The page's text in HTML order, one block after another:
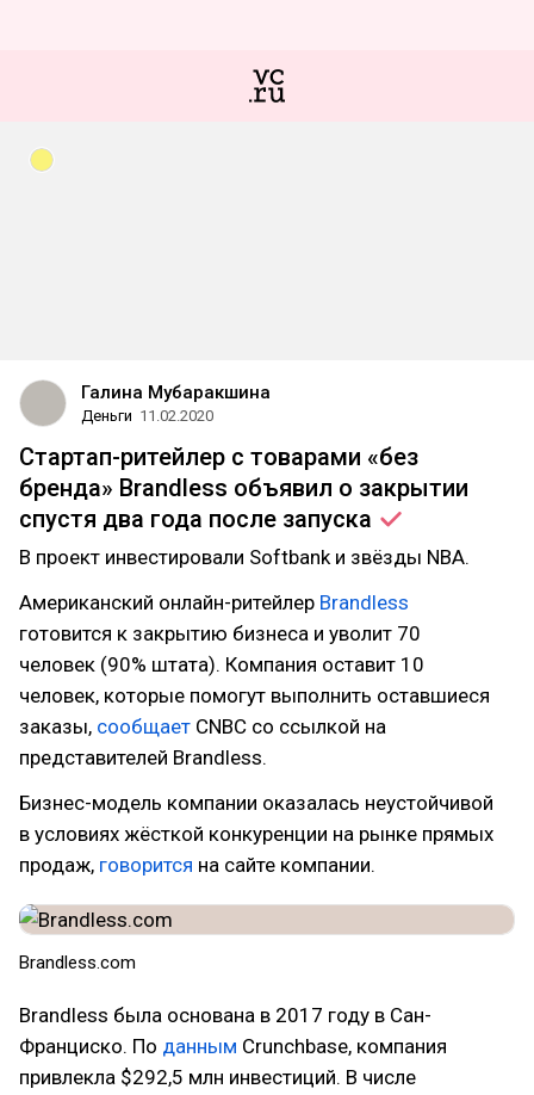
Галина Мубаракшина
Деньги 11.02.2020
Стартап-ритейлер с товарами «без
бренда» Brandless объявил о закрытии
спустя два года после запуска
В проект инвестировали Softbank и звёзды NBA.
Американский онлайн-ритейлер Brandless
готовится к закрытию бизнеса и уволит 70
человек (90% штата). Компания оставит 10
человек, которые помогут выполнить оставшиеся
заказы, сообщает CNBC со ссылкой на
представителей Brandless.
Бизнес-модель компании оказалась неустойчивой
в условиях жёсткой конкуренции на рынке прямых
продаж, говорится на сайте компании.
Brandless.com
Brandless была основана в 2017 году в Сан-
Франциско. По данным Crunchbase, компания
привлекла $292,5 млн инвестиций. В числе